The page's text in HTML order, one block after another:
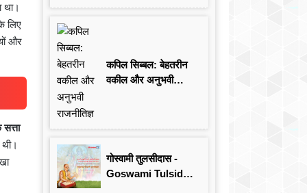
था।
लिए
और
कपिल सिब्बल: बेहतरीन
वकील और अनुभवी
गोस्वामी तुलसीदास -
Goswami Tulsidas: